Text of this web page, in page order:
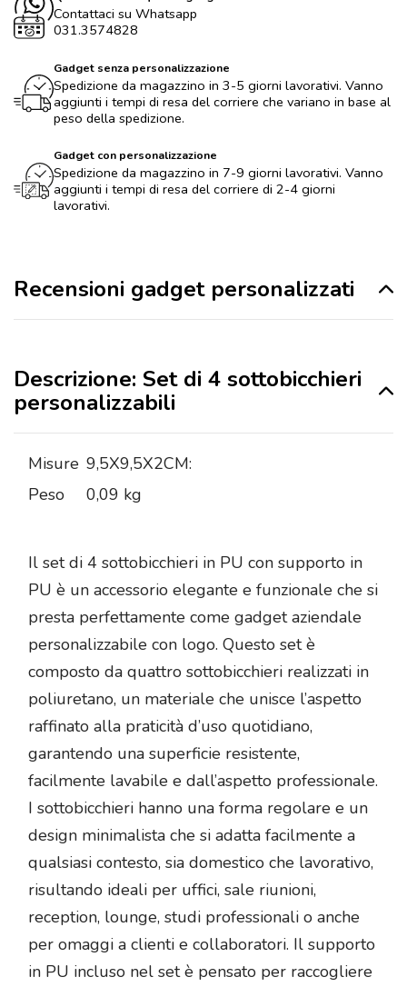
Contattaci su Whatsapp
031.3574828
Gadget senza personalizzazione
Spedizione da magazzino in 3-5 giorni lavorativi. Vanno
aggiunti i tempi di resa del corriere che variano in base al
peso della spedizione.
Gadget con personalizzazione
Spedizione da magazzino in 7-9 giorni lavorativi. Vanno
aggiunti i tempi di resa del corriere di 2-4 giorni
lavorativi.
Recensioni gadget personalizzati
Descrizione: Set di 4 sottobicchieri
personalizzabili
Misure 9,5X9,5X2CM:
Peso
0,09 kg
Il set di 4 sottobicchieri in PU con supporto in
PU è un accessorio elegante e funzionale che si
presta perfettamente come gadget aziendale
personalizzabile con logo. Questo set è
composto da quattro sottobicchieri realizzati in
poliuretano, un materiale che unisce l’aspetto
raffinato alla praticità d’uso quotidiano,
garantendo una superficie resistente,
facilmente lavabile e dall’aspetto professionale.
I sottobicchieri hanno una forma regolare e un
design minimalista che si adatta facilmente a
qualsiasi contesto, sia domestico che lavorativo,
risultando ideali per uffici, sale riunioni,
reception, lounge, studi professionali o anche
per omaggi a clienti e collaboratori. Il supporto
in PU incluso nel set è pensato per raccogliere